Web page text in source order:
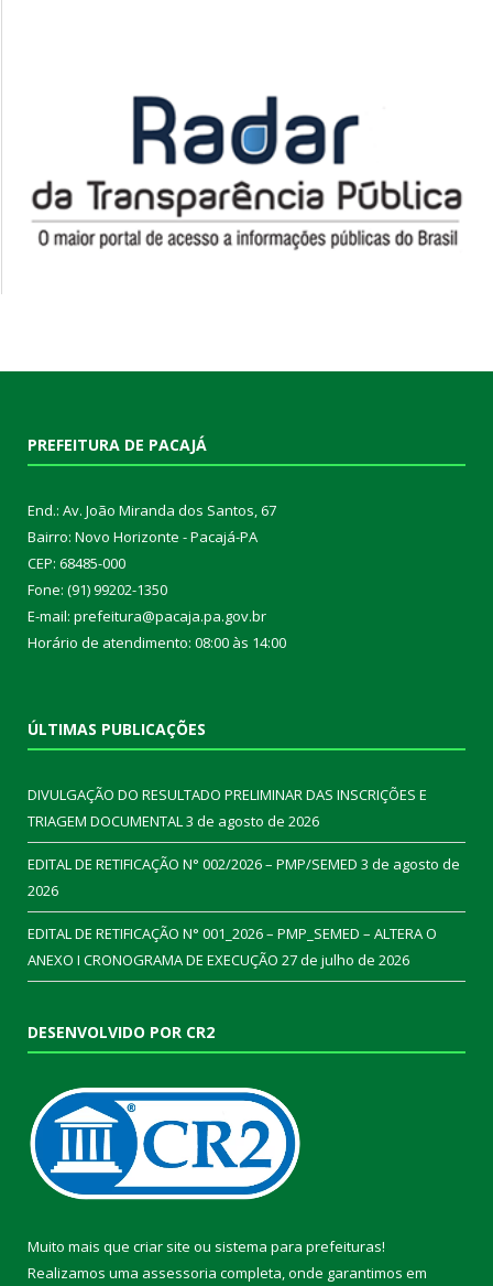
PREFEITURA DE PACAJÁ
End.: Av. João Miranda dos Santos, 67
Bairro: Novo Horizonte - Pacajá-PA
CEP: 68485-000
Fone: (91) 99202-1350
E-mail: prefeitura@pacaja.pa.gov.br
Horário de atendimento: 08:00 às 14:00
ÚLTIMAS PUBLICAÇÕES
DIVULGAÇÃO DO RESULTADO PRELIMINAR DAS INSCRIÇÕES E
TRIAGEM DOCUMENTAL3 de agosto de 2026
EDITAL DE RETIFICAÇÃO N° 002/2026 – PMP/SEMED 3 de agosto de
2026
EDITAL DE RETIFICAÇÃO N° 001_2026 – PMP_SEMED – ALTERA O
ANEXO I CRONOGRAMA DE EXECUÇÃO 27 de julho de 2026
DESENVOLVIDO POR CR2
Muito mais que criar site ou sistema para prefeituras!
Realizamos uma assessoria completa, onde garantimos em